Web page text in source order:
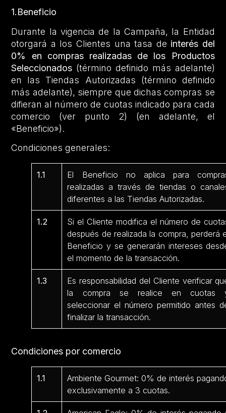
1.Beneficio
Durante la vigencia de la Campaña, la Entidad
otorgará a los Clientes una tasa de interés del
0% en compras realizadas de los Productos
Seleccionados (término definido más adelante)
en las Tiendas Autorizadas (término definido
más adelante), siempre que dichas compras se
difieran al número de cuotas indicado para cada
comercio (ver punto 2) (en adelante, el
«Beneficio»).
Condiciones generales:
1.1
El Beneficio no aplica para
realizadas a través de tiendas o
diferentes a las Tiendas Autorizadas.
1.2
Si el Cliente modifica el número de
después de realizada la compra, perderá
Beneficio y se generarán intereses
el momento de la transacción.
1.3
Es responsabilidad del Cliente verificar
la compra se realice en cuotas
seleccionar el número permitido antes
finalizar la transacción.
Condiciones por comercio
1.1
Ambiente Gourmet: 0% de interés
exclusivamente a 3 cuotas.